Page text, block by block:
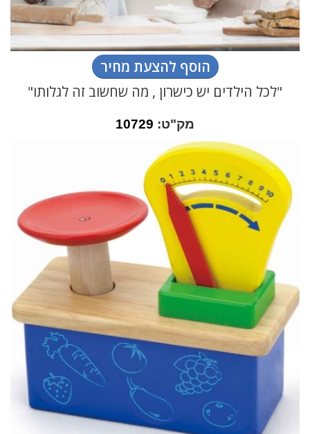
הוסף להצעת מחיר
"לכל הילדים יש כישרון , מה שחשוב זה לגלותו"
מק"ט: 10729